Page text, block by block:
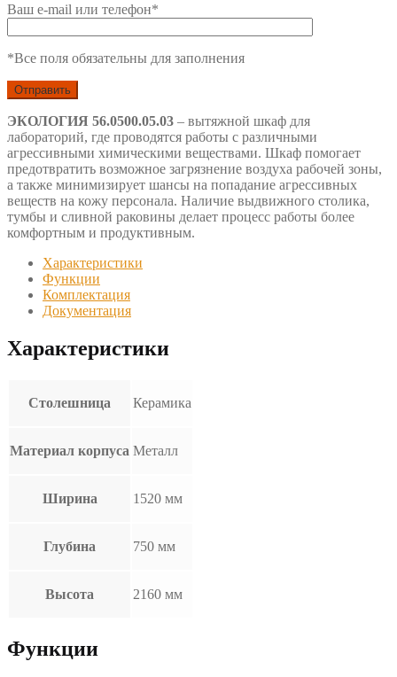
Ваш e-mail или телефон*
*Все поля обязательны для заполнения
ЭКОЛОГИЯ 56.0500.05.03 – вытяжной шкаф для
лабораторий, где проводятся работы с различными
агрессивными химическими веществами. Шкаф помогает
предотвратить возможное загрязнение воздуха рабочей зоны,
а также минимизирует шансы на попадание агрессивных
веществ на кожу персонала. Наличие выдвижного столика,
тумбы и сливной раковины делает процесс работы более
комфортным и продуктивным.
Характеристики
Функции
Комплектация
Документация
Характеристики
Столешница Керамика
Материал корпуса Металл
Ширина 1520 мм
Глубина 750 мм
Высота 2160 мм
Функции